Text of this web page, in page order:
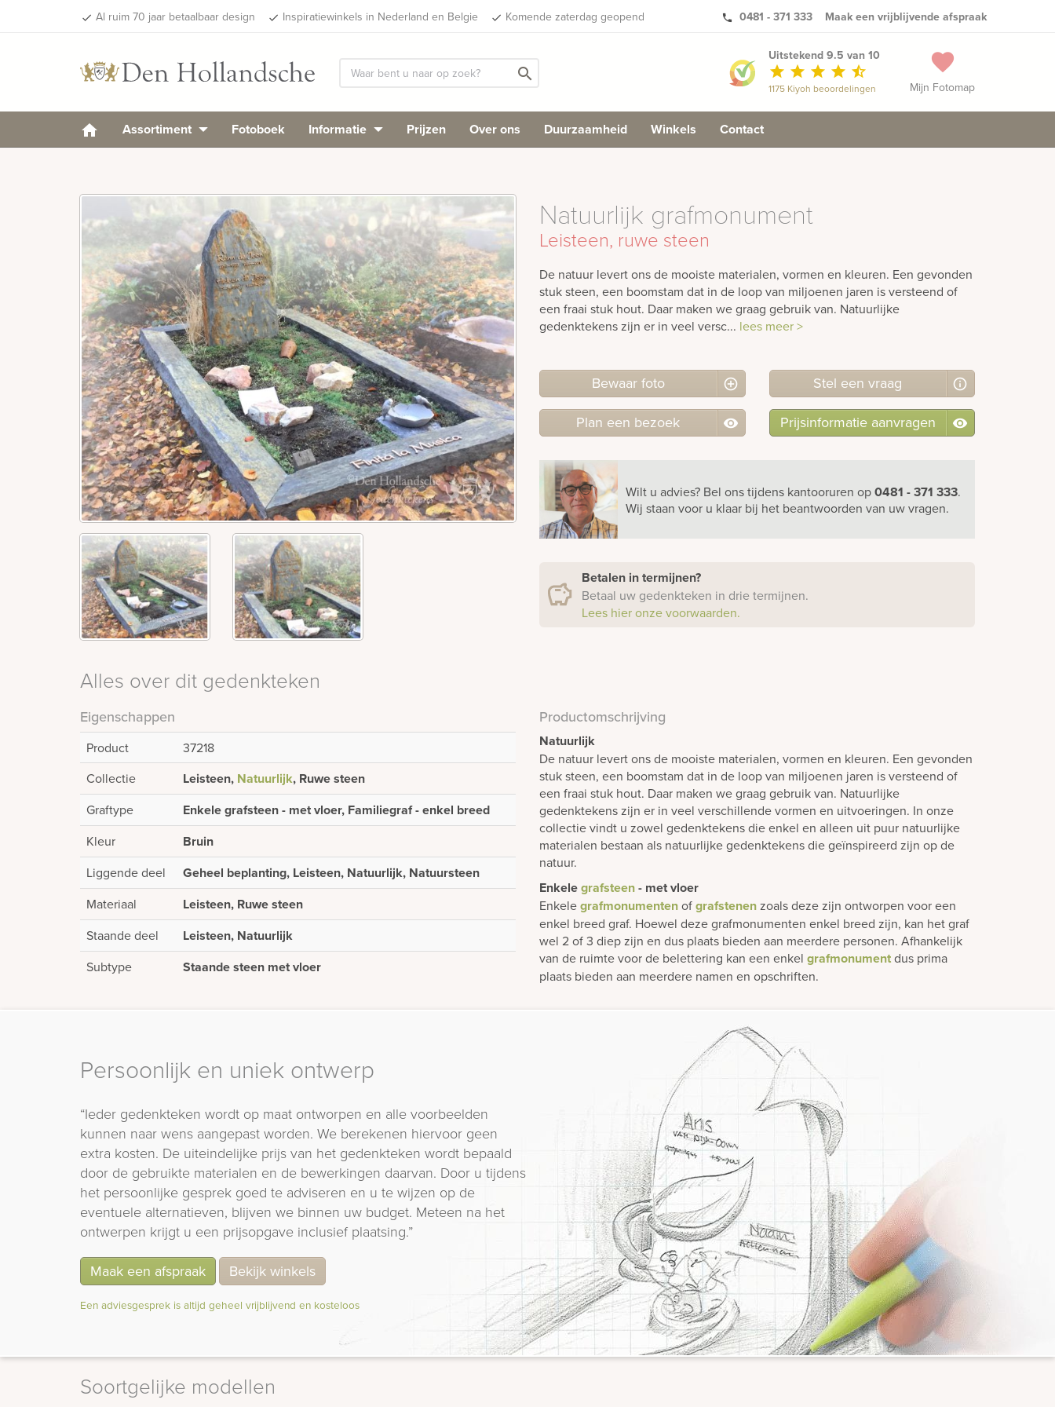
done Al ruim 70 jaar betaalbaar design done Inspiratiewinkels in Nederland en Belgie done Komende zaterdag geopend phone 0481 - 371 333 Maak een vrijblijvende afspraak
search favorite
Mijn Fotomap
Uitstekend 9.5 van 10
star star star star star_half
1175 Kiyoh beoordelingen
Assortiment Fotoboek Informatie Prijzen Over ons Duurzaamheid Winkels Contact
Natuurlijk grafmonument
Leisteen, ruwe steen
De natuur levert ons de mooiste materialen, vormen en kleuren. Een gevonden
stuk steen, een boomstam dat in de loop van miljoenen jaren is versteend of
een fraai stuk hout. Daar maken we graag gebruik van. Natuurlijke
gedenktekens zijn er in veel versc... lees meer >
Bewaar foto Stel een vraag
Plan een bezoek Prijsinformatie aanvragen
Wilt u advies? Bel onstijdens kantooruren op0481 - 371 333.
Wij staan voor u klaar bij het beantwoorden van uw vragen.
Betalen in termijnen?
Betaal uw gedenkteken in drie termijnen.
Lees hier onze voorwaarden.
Alles over dit gedenkteken
Eigenschappen
Product
37218
Collectie
Leisteen, Natuurlijk, Ruwe steen
Graftype Enkele grafsteen - met vloer, Familiegraf - enkel breed
Kleur Bruin
Liggende deel Geheel beplanting, Leisteen, Natuurlijk, Natuursteen
Materiaal Leisteen, Ruwe steen
Staande deel Leisteen, Natuurlijk
Subtype Staande steen met vloer
Productomschrijving
Natuurlijk
De natuur levert ons de mooiste materialen, vormen en kleuren. Een gevonden
stuk steen, een boomstam dat in de loop van miljoenen jaren is versteend of
een fraai stuk hout. Daar maken we graag gebruik van. Natuurlijke
gedenktekens zijn er in veel verschillende vormen en uitvoeringen. In onze
collectie vindt u zowel gedenktekens die enkel en alleen uit puur natuurlijke
materialen bestaan als natuurlijke gedenktekens die geïnspireerd zijn op de
natuur.
Enkelegrafsteen- met vloer
Enkelegrafmonumentenofgrafstenenzoals deze zijn ontworpen voor een
enkel breed graf. Hoewel deze grafmonumenten enkel breed zijn, kan het graf
wel 2 of 3 diep zijn en dus plaats bieden aan meerdere personen. Afhankelijk
van de ruimte voor de belettering kan een enkel grafmonumentdus prima
plaats bieden aan meerdere namen en opschriften.
Persoonlijk en uniek ontwerp
“Ieder gedenkteken wordt op maat ontworpen en alle voorbeelden
kunnen naar wens aangepast worden. We berekenen hiervoor geen
extra kosten. De uiteindelijke prijs van het gedenkteken wordt bepaald
door de gebruikte materialen en de bewerkingen daarvan. Door u tijdens
het persoonlijke gesprek goed te adviseren en u te wijzen op de
eventuele alternatieven, blijven we binnen uw budget. Meteen na het
ontwerpen krijgt u een prijsopgave inclusief plaatsing.”
Maak een afspraak Bekijk winkels
Een adviesgesprek is altijd geheel vrijblijvend en kosteloos
Soortgelijke modellen